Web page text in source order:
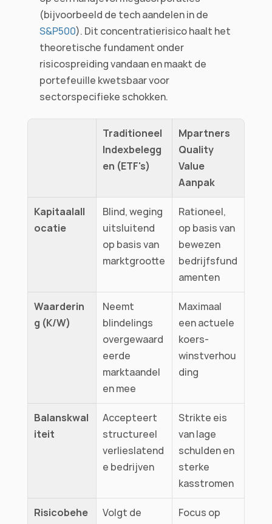
S&P500). Dit concentratierisico haalt het
theoretische fundament onder
risicospreiding vandaan en maakt de
portefeuille kwetsbaar voor
sectorspecifieke schokken.
Traditioneel
Indexbelegg
en (ETF's)
Mpartners
Quality
Value
Aanpak
Kapitaalall
ocatie
Blind, weging
uitsluitend
op basis van
marktgrootte
Rationeel,
op basis van
bewezen
bedrijfsfund
amenten
Waarderin
g (K/W)
Neemt
blindelings
overgewaard
eerde
marktaandel
en mee
Maximaal
een actuele
koers-
winstverhou
ding
Balanskwal
iteit
Accepteert
structureel
verlieslatend
e bedrijven
Strikte eis
van lage
schulden en
sterke
kasstromen
Risicobehe
Volgt de
Focus op